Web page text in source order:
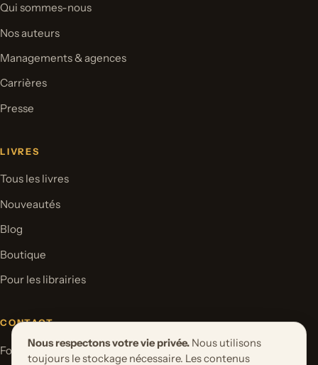
Qui sommes-nous
Nos auteurs
Managements & agences
Carrières
Presse
LIVRES
Tous les livres
Nouveautés
Blog
Boutique
Pour les librairies
CONTACT
Formulaire de contact
Nous respectons votre vie privée. Nous utilisons
toujours le stockage nécessaire. Les contenus